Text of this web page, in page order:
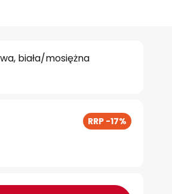
biała/mosiężna
RRP -17%